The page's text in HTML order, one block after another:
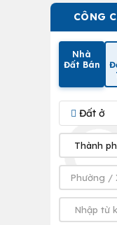
CÔNG
Nhà
Đất Bán
Đất ở